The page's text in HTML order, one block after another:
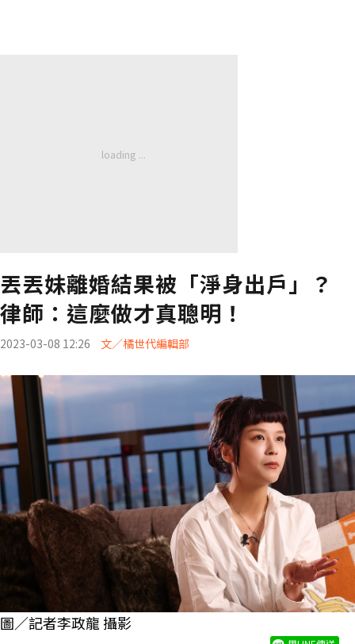
丟丟妹離婚結果被「淨身出戶」？
律師：這麼做才真聰明！
2023-03-08 12:26 文／橘世代編輯部
圖／記者李政龍 攝影